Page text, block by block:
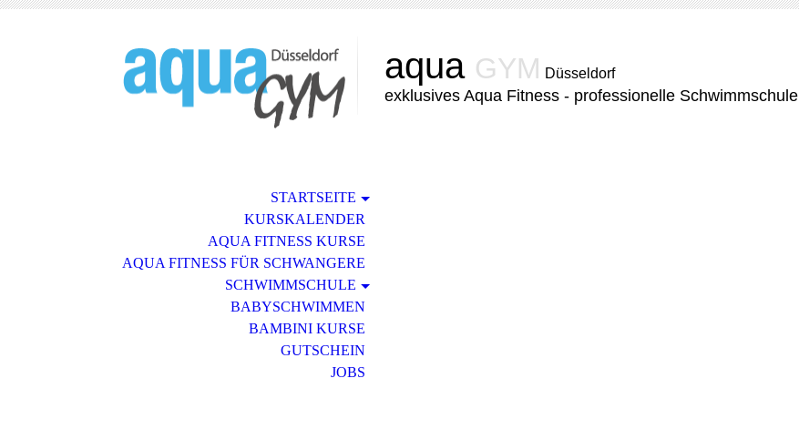
aqua GYM Düsseldorf
exklusives Aqua Fitness - professionelle Schwimmschule
STARTSEITE
KURSKALENDER
AQUA FITNESS KURSE
AQUA FITNESS FÜR SCHWANGERE
SCHWIMMSCHULE
BABYSCHWIMMEN
BAMBINI KURSE
GUTSCHEIN
JOBS